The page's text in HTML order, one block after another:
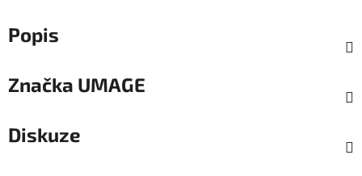
Popis
Značka UMAGE
Diskuze